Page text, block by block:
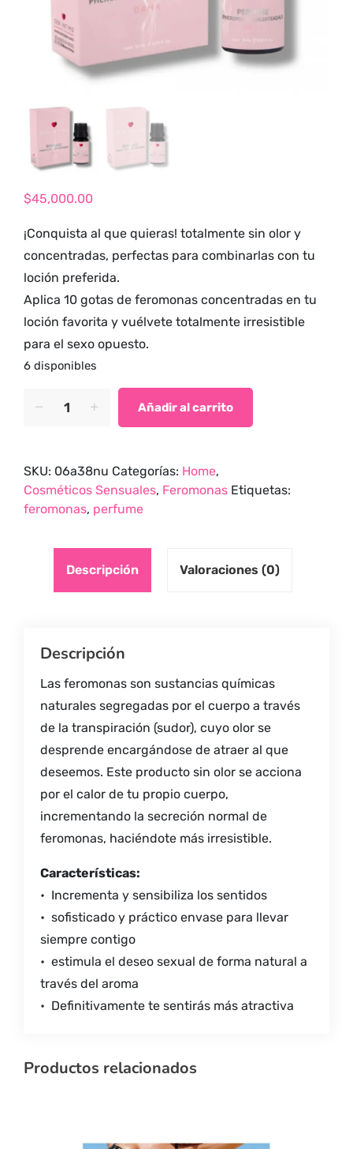
realiza tu pedido
fácilmente por
WhatsApp.
Explora nuestra
adultos y vive
experiencias con
más exclusivos y
$45,000.00
¡Conquista al que quieras! totalmente sin olor y
concentradas, perfectas para combinarlas con tu
loción preferida.
Aplica 10 gotas de feromonas concentradas en tu
loción favorita y vuélvete totalmente irresistible
para el sexo opuesto.
6 disponibles
Pheromona
x
10
ml
Intimo
quantity
Añadir al carrito
SKU: 06a38nu Categorías: Home,
Cosméticos Sensuales, Feromonas Etiquetas:
feromonas, perfume
Descripción Valoraciones (0)
Descripción
Las feromonas son sustancias químicas
naturales segregadas por el cuerpo a través
de la transpiración (sudor), cuyo olor se
desprende encargándose de atraer al que
deseemos. Este producto sin olor se acciona
por el calor de tu propio cuerpo,
incrementando la secreción normal de
feromonas, haciéndote más irresistible.
Características:
•⁠ ⁠Incrementa y sensibiliza los sentidos
•⁠ ⁠⁠sofisticado y práctico envase para llevar
siempre contigo
•⁠ ⁠⁠estimula el deseo sexual de forma natural a
través del aroma
•⁠ ⁠⁠Definitivamente te sentirás más atractiva
Productos relacionados